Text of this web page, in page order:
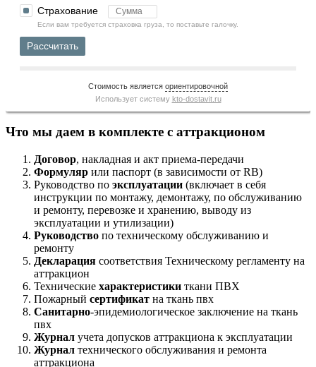
Страхование
Если вам требуется страховка груза, то поставьте галочку.
Рассчитать
Стоимость является ориентировочной
Использует систему kto-dostavit.ru
Что мы даем в комплекте с аттракционом
Договор, накладная и акт приема-передачи
Формуляр или паспорт (в зависимости от RB)
Руководство по эксплуатации (включает в себя
инструкции по монтажу, демонтажу, по обслуживанию
и ремонту, перевозке и хранению, выводу из
эксплуатации и утилизации)
Руководство по техническому обслуживанию и
ремонту
Декларация соответствия Техническому регламенту на
аттракцион
Технические характеристики ткани ПВХ
Пожарный сертификат на ткань пвх
Санитарно-эпидемиологическое заключение на ткань
пвх
Журнал учета допусков аттракциона к эксплуатации
Журнал технического обслуживания и ремонта
аттракциона